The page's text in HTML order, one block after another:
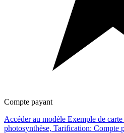
Compte payant
Accéder au modèle Exemple de
photosynthèse, Tarification: Compte